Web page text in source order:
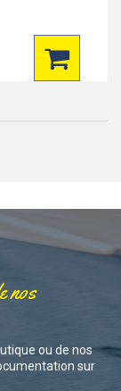
nos
ou de nos
sur